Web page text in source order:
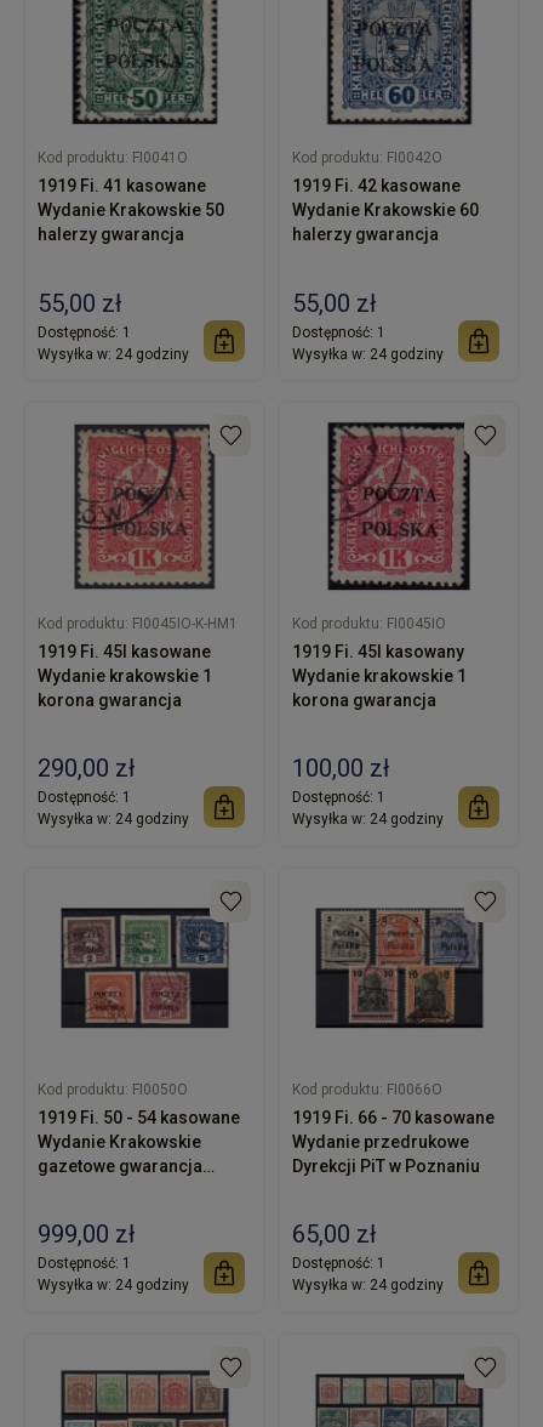
Kod produktu: FI0041O
1919 Fi. 41 kasowane
Wydanie Krakowskie 50
halerzy gwarancja
55,00 zł
Dostępność: 1
Wysyłka w: 24 godziny
Kod produktu: FI0042O
1919 Fi. 42 kasowane
Wydanie Krakowskie 60
halerzy gwarancja
55,00 zł
Dostępność: 1
Wysyłka w: 24 godziny
Kod produktu: FI0045IO-K-HM1
1919 Fi. 45I kasowane
Wydanie krakowskie 1
korona gwarancja
290,00 zł
Dostępność: 1
Wysyłka w: 24 godziny
Kod produktu: FI0045IO
1919 Fi. 45I kasowany
Wydanie krakowskie 1
korona gwarancja
100,00 zł
Dostępność: 1
Wysyłka w: 24 godziny
Kod produktu: FI0050O
1919 Fi. 50 - 54 kasowane
Wydanie Krakowskie
gazetowe gwarancja
999,00 zł
Dostępność: 1
Wysyłka w: 24 godziny
Kod produktu: FI0066O
1919 Fi. 66 - 70 kasowane
Wydanie przedrukowe
Dyrekcji PiT w Poznaniu
65,00 zł
Dostępność: 1
Wysyłka w: 24 godziny